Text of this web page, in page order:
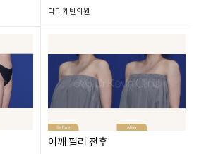
닥터케빈의원
어깨 필러 전후